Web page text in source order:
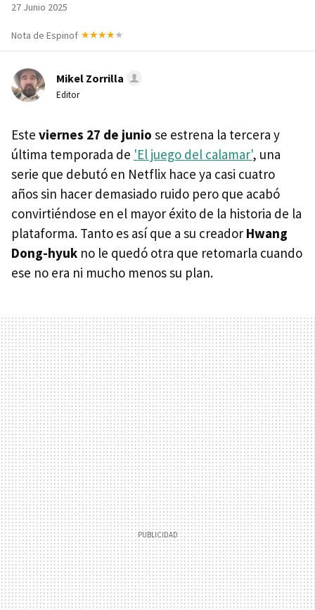
27 Junio 2025
Nota de Espinof
Mikel Zorrilla
Editor
Este viernes 27 de junio se estrena la tercera y
última temporada de 'El juego del calamar', una
serie que debutó en Netflix hace ya casi cuatro
años sin hacer demasiado ruido pero que acabó
convirtiéndose en el mayor éxito de la historia de la
plataforma. Tanto es así que a su creador Hwang
Dong-hyuk no le quedó otra que retomarla cuando
ese no era ni mucho menos su plan.